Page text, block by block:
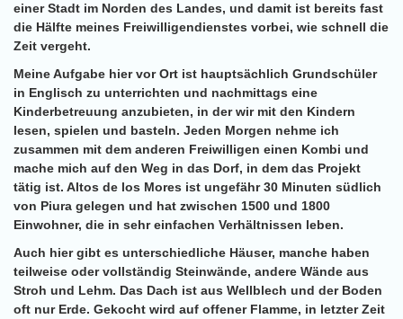
einer Stadt im Norden des Landes, und damit ist bereits fast
die Hälfte meines Freiwilligendienstes vorbei, wie schnell die
Zeit vergeht.
Meine Aufgabe hier vor Ort ist hauptsächlich Grundschüler
in Englisch zu unterrichten und nachmittags eine
Kinderbetreuung anzubieten, in der wir mit den Kindern
lesen, spielen und basteln. Jeden Morgen nehme ich
zusammen mit dem anderen Freiwilligen einen Kombi und
mache mich auf den Weg in das Dorf, in dem das Projekt
tätig ist. Altos de los Mores ist ungefähr 30 Minuten südlich
von Piura gelegen und hat zwischen 1500 und 1800
Einwohner, die in sehr einfachen Verhältnissen leben.
Auch hier gibt es unterschiedliche Häuser, manche haben
teilweise oder vollständig Steinwände, andere Wände aus
Stroh und Lehm. Das Dach ist aus Wellblech und der Boden
oft nur Erde. Gekocht wird auf offener Flamme, in letzter Zeit